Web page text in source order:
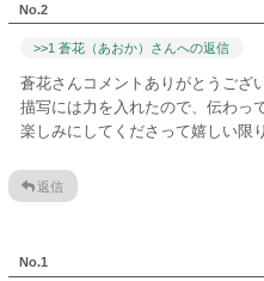
No.2
>>1 蒼花（あおか）さんへの返信
蒼花さんコメントありがとうござ
描写には力を入れたので、伝わっ
楽しみにしてくださって嬉しい限
返信
No.1